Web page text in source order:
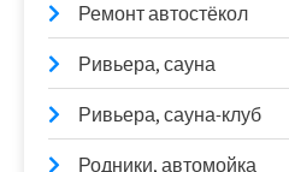
Ремонт автостёкол
Ривьера, сауна
Ривьера, сауна-клуб
Родники, автомойка